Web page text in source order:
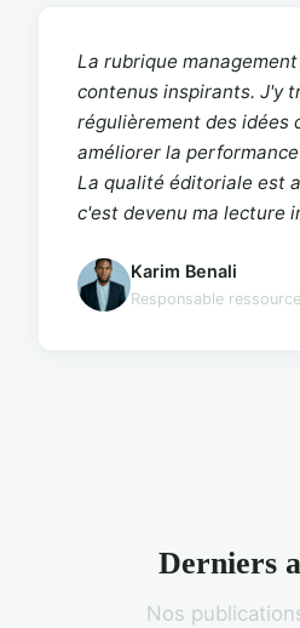
La rubrique
contenus inspirants. J'y
régulièrement des idées
améliorer la
La qualité éditoriale est
c'est devenu ma lecture
Karim Benali
Responsable
Derniers
Nos